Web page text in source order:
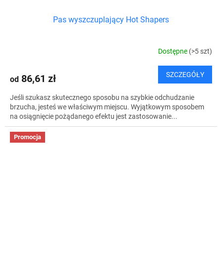
Pas wyszczuplający Hot Shapers
Dostępne (>5 szt)
od 86,61 zł SZCZEGÓŁY
Jeśli szukasz skutecznego sposobu na szybkie odchudzanie
brzucha, jesteś we właściwym miejscu. Wyjątkowym sposobem
na osiągnięcie pożądanego efektu jest zastosowanie...
Promocja